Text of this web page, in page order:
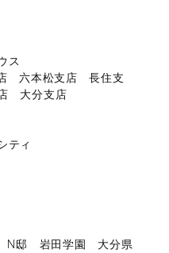
ス
店 六本松支店 長住支
大分支店
ティ
N邸 岩田学園 大分県